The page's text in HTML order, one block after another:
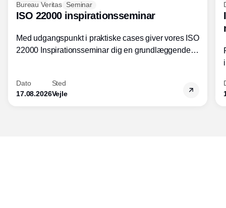
Bureau Veritas Seminar
ISO 22000 inspirationsseminar
Med udgangspunkt i praktiske cases giver vores ISO
22000 Inspirationsseminar dig en grundlæggende
fødevarestandardens integration med andre
standarder.
Dato
17.08.2026
Sted
Vejle